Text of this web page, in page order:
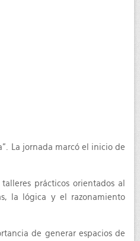
La jornada marcó el inicio de
prácticos orientados al
la lógica y el razonamiento
de generar espacios de